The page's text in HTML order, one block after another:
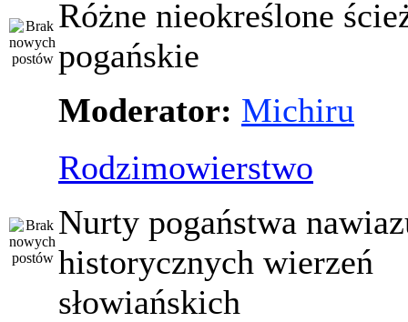
Różne nieokreślone
pogańskie
Moderator: Michiru
Rodzimowierstwo
Nurty pogaństwa
historycznych wierzeń
słowiańskich